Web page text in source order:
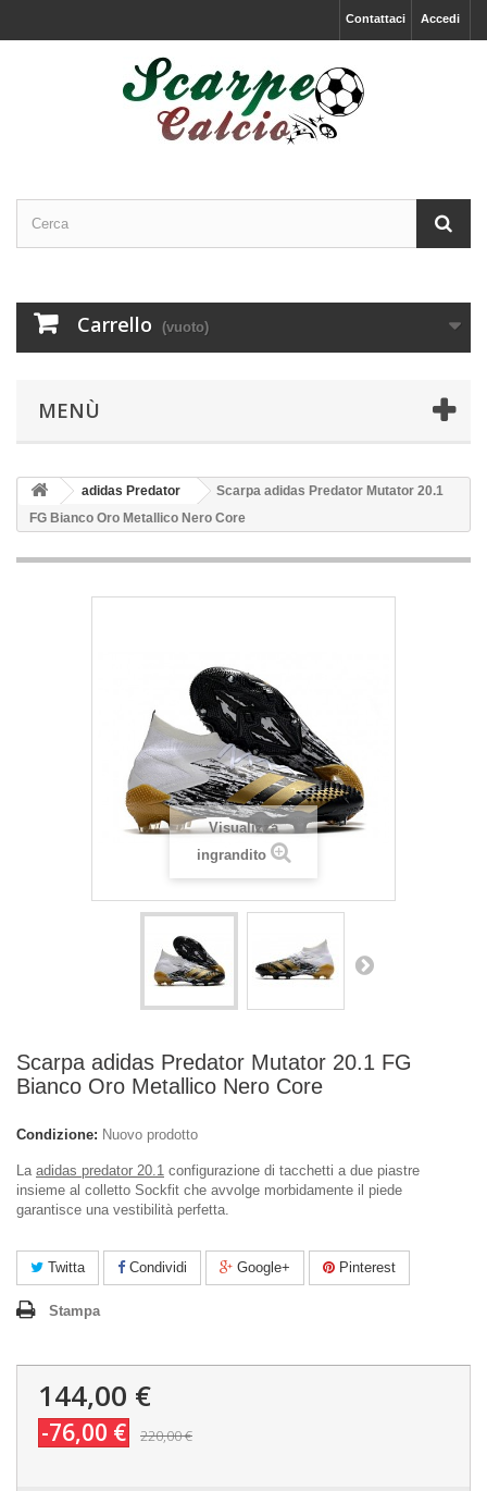
Accedi
Contattaci
Carrello (vuoto)
MENÙ
adidas Predator
Scarpa adidas Predator Mutator 20.1
FG Bianco Oro Metallico Nero Core
Visualizza
ingrandito
Scarpa adidas Predator Mutator 20.1 FG
Bianco Oro Metallico Nero Core
Condizione: Nuovo prodotto
La adidas predator 20.1 configurazione di tacchetti a due piastre
insieme al colletto Sockfit che avvolge morbidamente il piede
garantisce una vestibilità perfetta.
Twitta Condividi Google+ Pinterest
Stampa
144,00 €
-76,00 € 220,00 €